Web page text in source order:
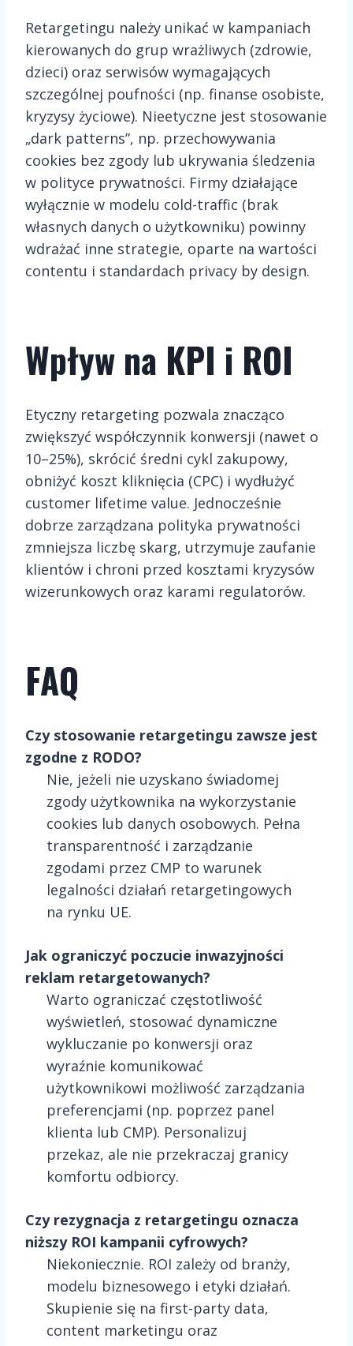
Retargetingu należy unikać w kampaniach
kierowanych do grup wrażliwych (zdrowie,
dzieci) oraz serwisów wymagających
szczególnej poufności (np. finanse osobiste,
kryzysy życiowe). Nieetyczne jest stosowanie
„dark patterns”, np. przechowywania
cookies bez zgody lub ukrywania śledzenia
w polityce prywatności. Firmy działające
wyłącznie w modelu cold-traffic (brak
własnych danych o użytkowniku) powinny
wdrażać inne strategie, oparte na wartości
contentu i standardach privacy by design.
Wpływ na KPI i ROI
Etyczny retargeting pozwala znacząco
zwiększyć współczynnik konwersji (nawet o
10–25%), skrócić średni cykl zakupowy,
obniżyć koszt kliknięcia (CPC) i wydłużyć
customer lifetime value. Jednocześnie
dobrze zarządzana polityka prywatności
zmniejsza liczbę skarg, utrzymuje zaufanie
klientów i chroni przed kosztami kryzysów
wizerunkowych oraz karami regulatorów.
FAQ
Czy stosowanie retargetingu zawsze jest
zgodne z RODO?
Nie, jeżeli nie uzyskano świadomej
zgody użytkownika na wykorzystanie
cookies lub danych osobowych. Pełna
transparentność i zarządzanie
zgodami przez CMP to warunek
legalności działań retargetingowych
na rynku UE.
Jak ograniczyć poczucie inwazyjności
reklam retargetowanych?
Warto ograniczać częstotliwość
wyświetleń, stosować dynamiczne
wykluczanie po konwersji oraz
wyraźnie komunikować
użytkownikowi możliwość zarządzania
preferencjami (np. poprzez panel
klienta lub CMP). Personalizuj
przekaz, ale nie przekraczaj granicy
komfortu odbiorcy.
Czy rezygnacja z retargetingu oznacza
niższy ROI kampanii cyfrowych?
Niekoniecznie. ROI zależy od branży,
modelu biznesowego i etyki działań.
Skupienie się na first-party data,
content marketingu oraz